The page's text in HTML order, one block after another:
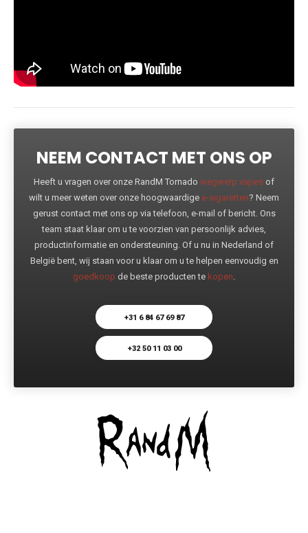
NEEM CONTACT MET ONS OP
Heeft u vragen over onze RandM Tornado wegwerp vapes of
wilt u meer weten over onze hoogwaardige e-sigaretten? Neem
gerust contact met ons op via telefoon, e-mail of bericht. Ons
team staat klaar om u te voorzien van persoonlijk advies,
productinformatie en ondersteuning. Of u nu in Nederland of
België bent, wij staan voor u klaar om u te helpen eenvoudig en
goedkoop de beste producten te kopen.
+31 6 84 67 69 87
+32 50 11 03 00